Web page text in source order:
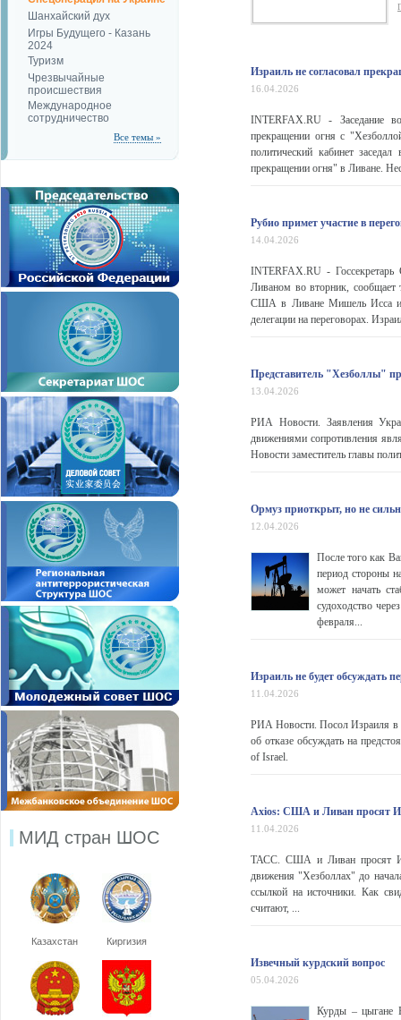
Шанхайский дух
Игры Будущего - Казань
2024
Туризм
Чрезвычайные
происшествия
Международное
сотрудничество
Все темы »
МИД стран ШОС
Казахстан Киргизия
Израиль не согласовал
16.04.2026
INTERFAX.RU - Заседание
прекращении огня с
политический кабинет
прекращении огня" в Ливане.
Рубио примет участие в
14.04.2026
INTERFAX.RU -
Ливаном во вторник, сообщает
США в Ливане Мишель Исса и
делегации на переговорах.
Представитель "Хезболлы"
13.04.2026
РИА Новости. Заявления
движениями сопротивления
Новости заместитель главы
Ормуз приоткрыт, но не
12.04.2026
После того как
период стороны
может начать
судоходство
февраля...
Израиль не будет обсуждать
11.04.2026
РИА Новости. Посол Израиля в
об отказе обсуждать на
of Israel.
Axios: США и Ливан просят
11.04.2026
ТАСС. США и Ливан просят
движения "Хезболлах" до
ссылкой на источники. Как
считают, ...
Извечный курдский вопрос
05.04.2026
Курды – цыгане